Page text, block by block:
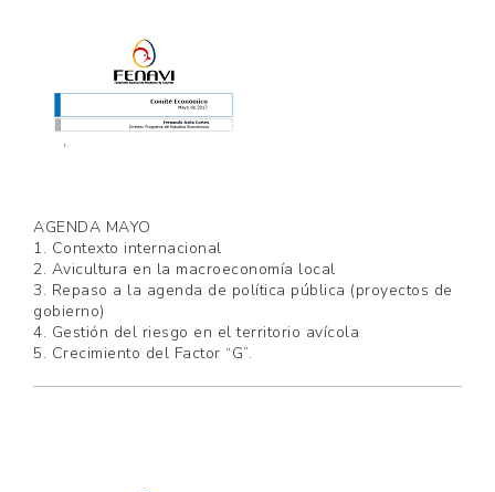
AGENDA MAYO
1. Contexto internacional
2. Avicultura en la macroeconomía local
3. Repaso a la agenda de política pública (proyectos de
gobierno)
4. Gestión del riesgo en el territorio avícola
5. Crecimiento del Factor “G”.